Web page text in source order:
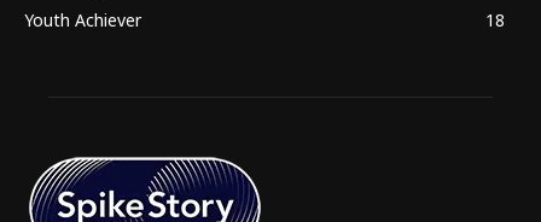
Youth Achiever
18